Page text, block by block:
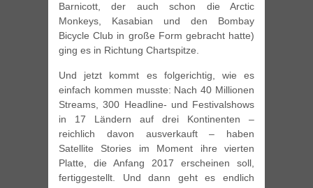
Barnicott, der auch schon die Arctic
Monkeys, Kasabian und den Bombay
Bicycle Club in große Form gebracht hatte)
ging es in Richtung Chartspitze.
Und jetzt kommt es folgerichtig, wie es
einfach kommen musste: Nach 40 Millionen
Streams, 300 Headline- und Festivalshows
in 17 Ländern auf drei Kontinenten –
reichlich davon ausverkauft – haben
Satellite Stories im Moment ihre vierten
Platte, die Anfang 2017 erscheinen soll,
fertiggestellt. Und dann geht es endlich